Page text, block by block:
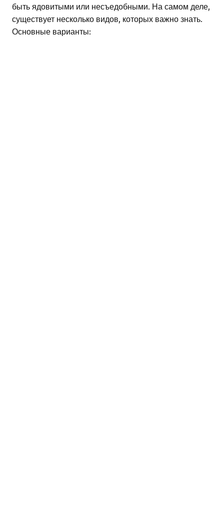
быть ядовитыми или несъедобными. На самом деле,
существует несколько видов, которых важно знать.
Основные варианты: